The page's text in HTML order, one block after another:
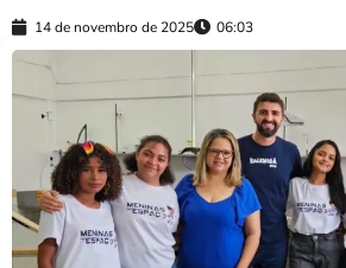
14 de novembro de 2025 06:03